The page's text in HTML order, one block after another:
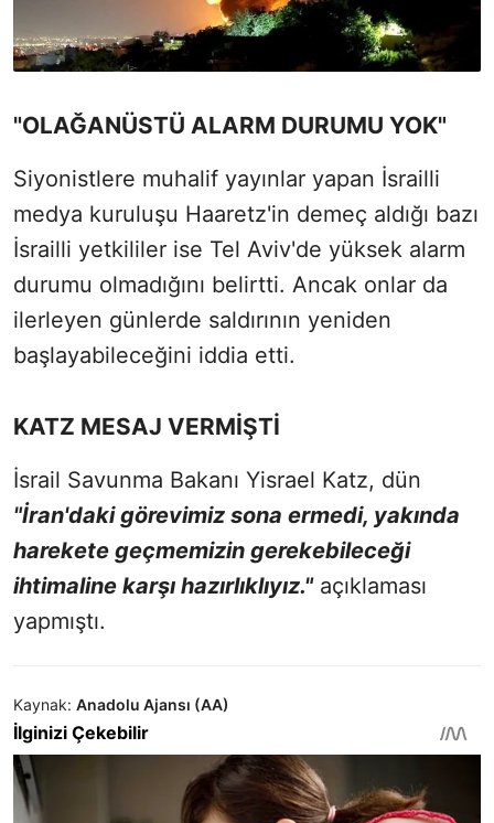
"OLAĞANÜSTÜ ALARM DURUMU YOK"
Siyonistlere muhalif yayınlar yapan İsrailli
medya kuruluşu Haaretz'in demeç aldığı bazı
İsrailli yetkililer ise Tel Aviv'de yüksek alarm
durumu olmadığını belirtti. Ancak onlar da
ilerleyen günlerde saldırının yeniden
başlayabileceğini iddia etti.
KATZ MESAJ VERMİŞTİ
İsrail Savunma Bakanı Yisrael Katz, dün
"İran'daki görevimiz sona ermedi, yakında
harekete geçmemizin gerekebileceği
ihtimaline karşı hazırlıklıyız."açıklaması
yapmıştı.
Kaynak: Anadolu Ajansı (AA)